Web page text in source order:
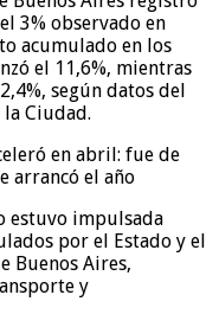
3% observado en
acumulado en los
el 11,6%, mientras
según datos del
Ciudad.
estuvo impulsada
por el Estado y el
Buenos Aires,
y